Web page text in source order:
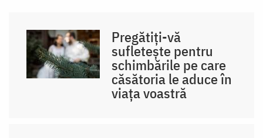
Pregătiți-vă
sufletește pentru
schimbările pe care
căsătoria le aduce în
viața voastră